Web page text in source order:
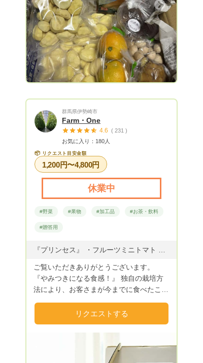
Next
群馬県伊勢崎市
Farm・One
4.6 ( 231 )
お気に入り：180人
📦 リクエスト目安金額
1,200円〜4,800円
休業中
#野菜 #果物 #加工品 #お茶・飲料
#贈答用
ご覧いただきありがとうございます。
『やみつきになる食感！』 独自の栽培方
法により、お客さまが今までに食べたこと
贈り物としても御満足を頂けます。 ま
た、プリンセス🍅を使用した特製トマトカ
レー🍛、プリンセスジュース🥤の販売も始
めました。ぜひ一度御賞味下さい。 ま
た、北海道から沖縄まで全国発送を承って
リクエストする